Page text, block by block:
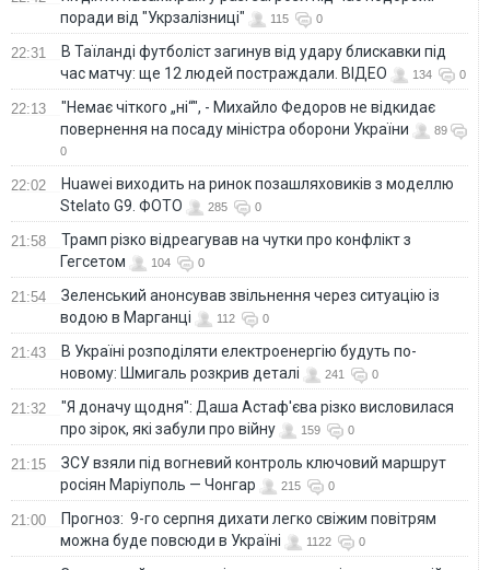
поради від "Укрзалізниці"
115 0
22:31
В Таїланді футболіст загинув від удару блискавки під
час матчу: ще 12 людей постраждали. ВІДЕО
134 0
22:13
"Немає чіткого „ні“", - Михайло Федоров не відкидає
повернення на посаду міністра оборони України
89
0
22:02
Huawei виходить на ринок позашляховиків з моделлю
Stelato G9. ФОТО
285 0
21:58
Трамп різко відреагував на чутки про конфлікт з
Гегсетом
104 0
21:54
Зеленський анонсував звільнення через ситуацію із
водою в Марганці
112 0
21:43
В Україні розподіляти електроенергію будуть по-
новому: Шмигаль розкрив деталі
241 0
21:32
"Я доначу щодня": Даша Астаф'єва різко висловилася
про зірок, які забули про війну
159 0
21:15
ЗСУ взяли під вогневий контроль ключовий маршрут
росіян Маріуполь — Чонгар
215 0
21:00
Прогноз: 9-го серпня дихати легко свіжим повітрям
можна буде повсюди в Україні
1122 0